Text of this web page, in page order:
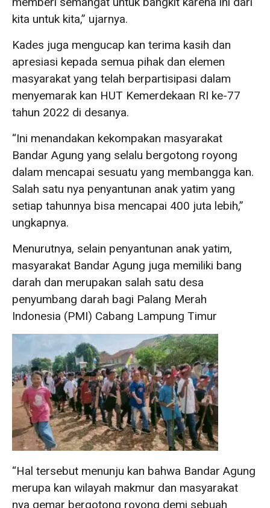
kita untuk kita,” ujarnya.
Kades juga mengucap kan terima kasih dan
apresiasi kepada semua pihak dan elemen
masyarakat yang telah berpartisipasi dalam
menyemarak kan HUT Kemerdekaan RI ke-77
tahun 2022 di desanya.
“Ini menandakan kekompakan masyarakat
Bandar Agung yang selalu bergotong royong
dalam mencapai sesuatu yang membangga kan.
Salah satu nya penyantunan anak yatim yang
setiap tahunnya bisa mencapai 400 juta lebih,”
ungkapnya.
Menurutnya, selain penyantunan anak yatim,
masyarakat Bandar Agung juga memiliki bang
darah dan merupakan salah satu desa
penyumbang darah bagi Palang Merah
Indonesia (PMI) Cabang Lampung Timur
“Hal tersebut menunju kan bahwa Bandar Agung
merupa kan wilayah makmur dan masyarakat
nya gemar bergotong royong demi sebuah